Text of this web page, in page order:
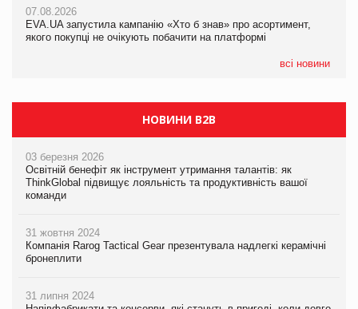
07.08.2026
EVA.UA запустила кампанію «Хто б знав» про асортимент,
якого покупці не очікують побачити на платформі
всі новини
НОВИНИ B2B
03 березня 2026
Освітній бенефіт як інструмент утримання талантів: як
ThinkGlobal підвищує лояльність та продуктивність вашої
команди
31 жовтня 2024
Компанія Rarog Tactical Gear презентувала надлегкі керамічні
бронеплити
31 липня 2024